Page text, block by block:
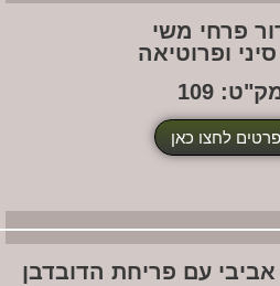
משי
כאן
פריחת הדובדבן